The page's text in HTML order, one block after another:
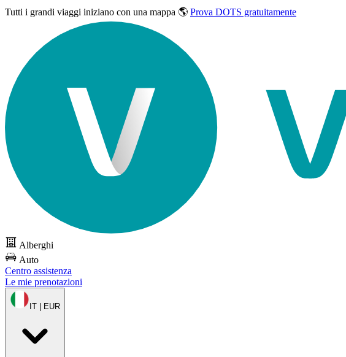
Tutti i grandi viaggi iniziano con una mappa 🌎 Prova DOTS gratuitamente
Alberghi
Auto
Centro assistenza
Le mie prenotazioni
IT | EUR